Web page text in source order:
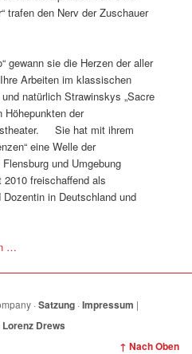
trafen den Nerv der Zuschauer
gewann sie die Herzen der aller
Arbeiten im klassischen
natürlich Strawinskys „Sacre
Höhepunkten der
Sie hat mit ihrem
eine Welle der
und Umgebung
freischaffend als
in Deutschland und
…
·Satzung ·Impressum |
Lorenz Drews
↑ Nach Oben